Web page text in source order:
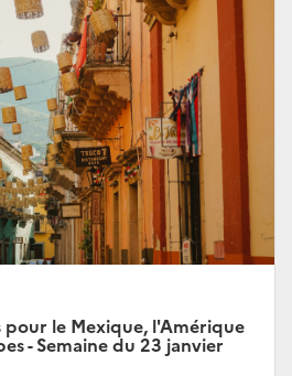
pour le Mexique, l'Amérique
- Semaine du 23 janvier